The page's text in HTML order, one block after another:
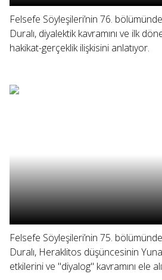
Felsefe Söyleşileri’nin 76.
Duralı, diyalektik kavramını ve ilk
hakikat-gerçeklik ilişkisini anlatıyor.
Felsefe Söyleşileri’nin 75.
Duralı, Heraklitos düşüncesinin
etkilerini ve "diyalog" kavramını ele